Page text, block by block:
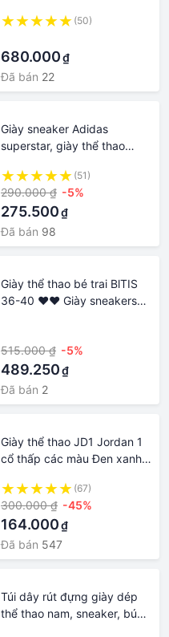
kiện full size nam nữ 36-43
(50)
680.000₫
Đã bán 22
Giày sneaker Adidas
superstar, giày thể thao
màu xanh hồng kem đủ sz
nam nữ full pk
(51)
290.000 ₫ -5%
275.500₫
Đã bán 98
Giày thể thao bé trai BlTIS
36-40 ❤️❤️ Giày sneakers
515.000 ₫ -5%
489.250₫
Đã bán 2
Giày thể thao JD1 Jordan 1
cổ thấp các màu Đen xanh
Hot trend
(67)
300.000 ₫ -45%
164.000₫
Đã bán 547
Túi dây rút đựng giày dép
thể thao nam, sneaker, búp